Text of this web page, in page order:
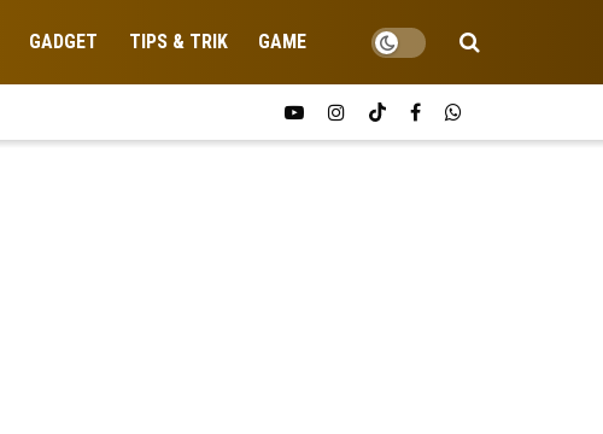
GADGET TIPS & TRIK GAME